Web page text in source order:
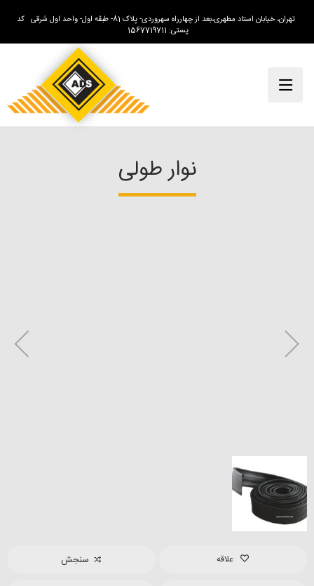
تهران، خیابان استاد مطهری،بعد از چهارراه سهروردی- پلاک 81- طبقه اول- واحد اول شرقی کد
پستی: 1567719711
نوار طولی
علاقه سنجش